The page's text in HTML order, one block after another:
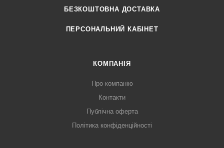
БЕЗКОШТОВНА ДОСТАВКА
ПЕРСОНАЛЬНИЙ КАБІНЕТ
КОМПАНІЯ
Про компанію
Контакти
Публічна оферта
Політика конфіденційності